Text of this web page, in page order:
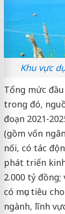
Khu vực
Tổng mức
trong đó,
đoạn 2021-
(gồm vốn
nối, có tác
phát triển
2.000 tỷ
có mục tiêu
ngành, lĩnh